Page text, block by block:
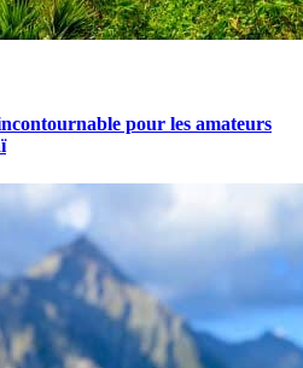
pour les amateurs